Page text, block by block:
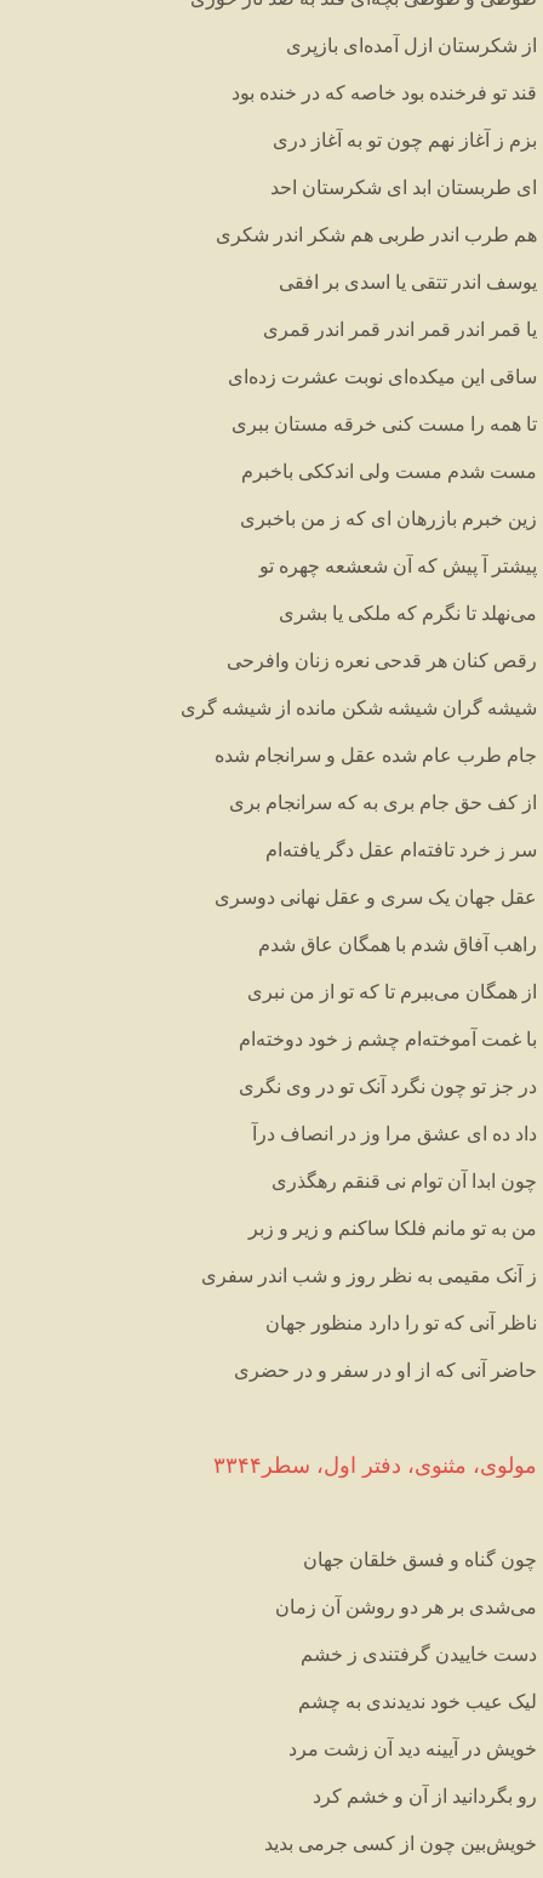
از شکرستان ازل آمده ای بازپری
قند تو فرخنده بود خاصه که در خنده بود
بزم ز آغاز نهم چون تو به آغاز دری
ای طربستان ابد ای شکرستان احد
هم طرب اندر طربی هم شکر اندر شکری
یوسف اندر تتقی یا اسدی بر افقی
یا قمر اندر قمر اندر قمر اندر قمری
ساقی این میکده ای نوبت عشرت زده ای
تا همه را مست کنی خرقه مستان ببری
مست شدم مست ولی اندککی باخبرم
زین خبرم بازرهان ای که ز من باخبری
پیشتر پیش که آن شعشعه چهره تو
مینهلد تا نگرم که ملکی یا بشری
رقص کنان هر قدحی نعره زنان وافرحی
شیشه گران شیشه شکن مانده از شیشه گری
جام طرب عام شده عقل و سرانجام شده
از کف حق جام بری به که سرانجام بری
سر ز خرد تافته ام عقل دگر یافته ام
عقل جهان یک سری و عقل نهانی دوسری
راهب آفاق شدم با همگان عاق شدم
از همگان میببرم تا که تو از من نبری
با غمت آموخته ام چشم ز خود دوخته ام
در جز تو چون نگرد آنک تو در وی نگری
داد ده ای عشق مرا وز در انصاف درآ
چون ابدا آن توام نی قنقم رهگذری
من به تو مانم فلکا ساکنم و زیر و زبر
ز آنک مقیمی به نظر روز و شب اندر سفری
ناظر آنی که تو را دارد منظور جهان
حاضر آنی که از او در سفر و در حضری
مولوی، مثنوی، دفتر اول، سطر۳۳۴۴
چون گناه و فسق خلقان جهان
میشدی بر هر دو روشن آن زمان
دست خاییدن گرفتندی ز خشم
لیک عیب خود ندیدندی به چشم
خویش در آیینه دید آن زشت مرد
رو بگردانید از آن و خشم کرد
خویشبین چون از کسی جرمی بدید